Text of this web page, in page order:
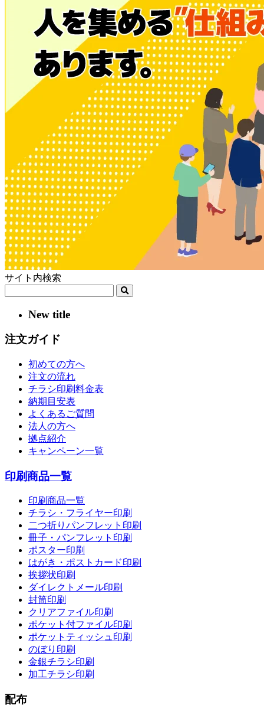
サイト内検索
New title
注文ガイド
初めての方へ
注文の流れ
チラシ印刷料金表
納期目安表
よくあるご質問
法人の方へ
拠点紹介
キャンペーン一覧
印刷商品一覧
印刷商品一覧
チラシ・フライヤー印刷
二つ折りパンフレット印刷
冊子・パンフレット印刷
ポスター印刷
はがき・ポストカード印刷
挨拶状印刷
ダイレクトメール印刷
封筒印刷
クリアファイル印刷
ポケット付ファイル印刷
ポケットティッシュ印刷
のぼり印刷
金銀チラシ印刷
加工チラシ印刷
配布